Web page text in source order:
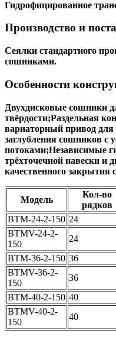
Сеялки стандартного
Двухдисковые сошники
твёрдости;Раздельная
вариаторный привод для
заглубления сошников с
потоками;Независимые
трёхточечной навески и
Модель
Кол-во
рядков
ВТМ-24-2-150 24
ВТМV-24-2-
150
24
ВТМ-36-2-150 36
ВТМV-36-2-
150
36
ВТМ-40-2-150 40
ВТМV-40-2-
150
40